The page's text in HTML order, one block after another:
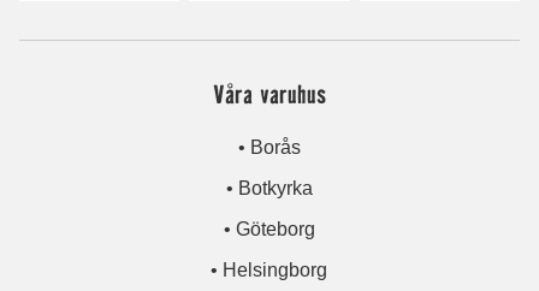
Våra varuhus
• Borås
• Botkyrka
• Göteborg
• Helsingborg